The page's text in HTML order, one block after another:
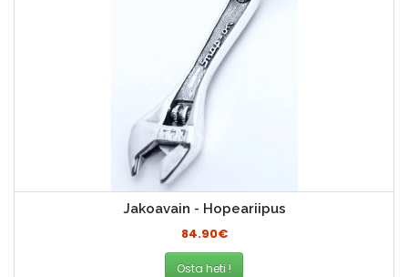
Jakoavain - Hopeariipus
84.90€
Osta heti !